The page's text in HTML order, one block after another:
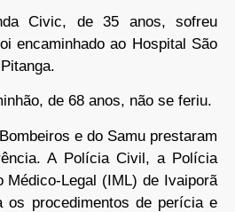
Civic, de 35 anos, sofreu
encaminhado ao Hospital São
de 68 anos, não se feriu.
e do Samu prestaram
A Polícia Civil, a Polícia
Legal (IML) de Ivaiporã
os procedimentos de perícia e